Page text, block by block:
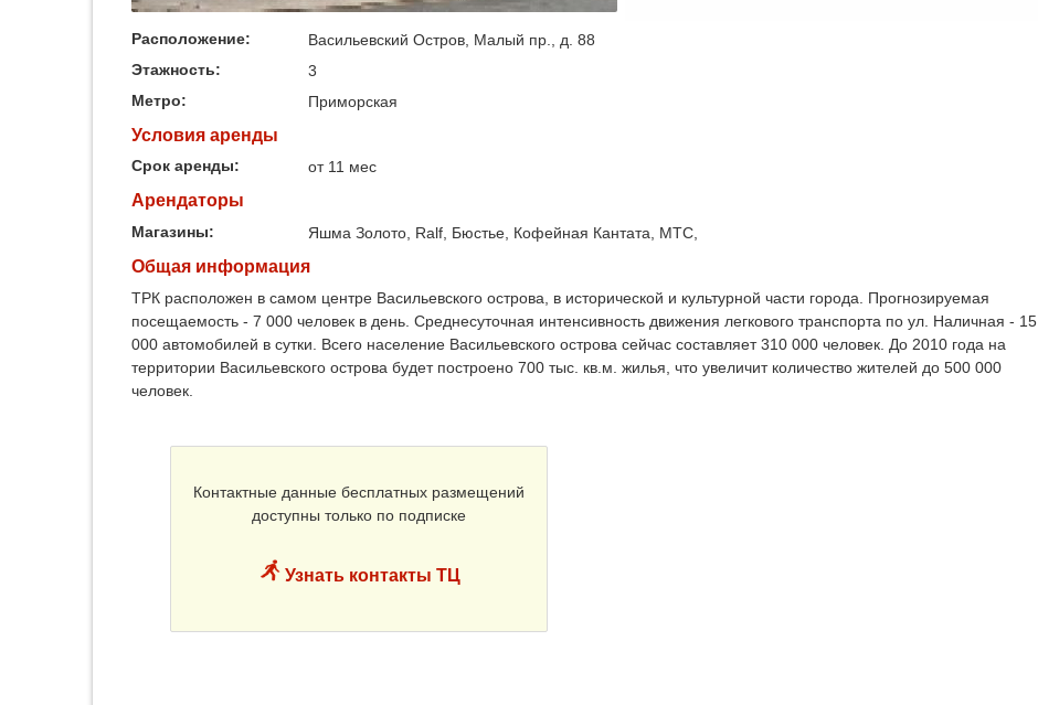
Расположение:
Васильевский Остров, Малый пр., д. 88
Этажность:
3
Метро:
Приморская
Условия аренды
Срок аренды: от 11 мес
Арендаторы
Магазины: Яшма Золото, Ralf, Бюстье, Кофейная Кантата, МТС,
Общая информация
ТРК расположен в самом центре Васильевского острова, в исторической и культурной части города. Прогнозируемая
посещаемость - 7 000 человек в день. Среднесуточная интенсивность движения легкового транспорта по ул. Наличная - 15
000 автомобилей в сутки. Всего население Васильевского острова сейчас составляет 310 000 человек. До 2010 года на
территории Васильевского острова будет построено 700 тыс. кв.м. жилья, что увеличит количество жителей до 500 000
человек.
Контактные данные бесплатных размещений
доступны только по подписке
Узнать контакты ТЦ